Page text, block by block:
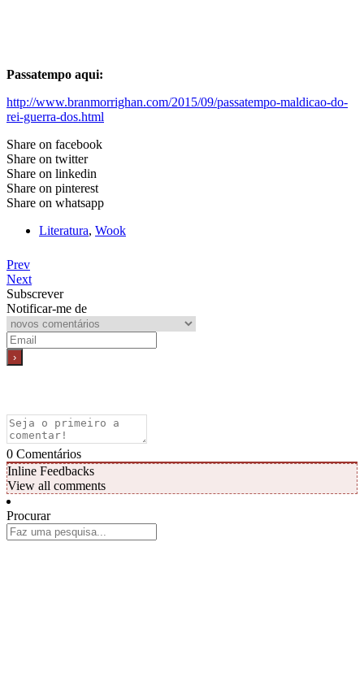
Passatempo aqui:
http://www.branmorrighan.com/2015/09/passatempo-maldicao-do-
rei-guerra-dos.html
Share on facebook
Share on twitter
Share on linkedin
Share on pinterest
Share on whatsapp
Literatura, Wook
Prev
Next
Subscrever
Notificar-me de
0 Comentários
Inline Feedbacks
View all comments
Procurar